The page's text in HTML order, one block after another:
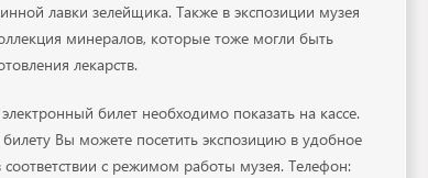
лавки зелейщика. Также в экспозиции музея
минералов, которые тоже могли быть
лекарств.
билет необходимо показать на кассе.
Вы можете посетить экспозицию в удобное
соответствии с режимом работы музея. Телефон: